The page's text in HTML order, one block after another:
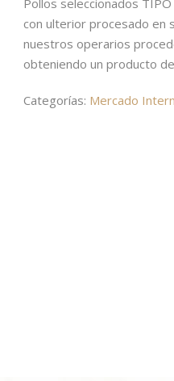
Pollos seleccionados
con ulterior procesado en
nuestros operarios
obteniendo un producto
Categorías: Mercado